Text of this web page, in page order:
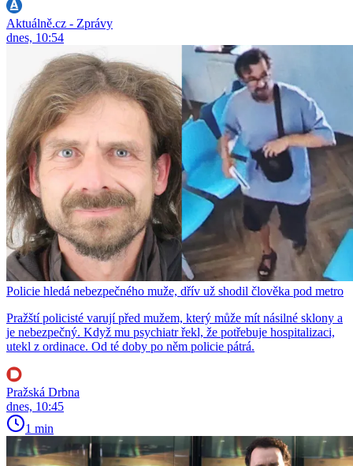
Aktuálně.cz - Zprávy
dnes, 10:54
Policie hledá nebezpečného muže, dřív už shodil člověka pod metro
Pražští policisté varují před mužem, který může mít násilné sklony a
je nebezpečný. Když mu psychiatr řekl, že potřebuje hospitalizaci,
utekl z ordinace. Od té doby po něm policie pátrá.
Pražská Drbna
dnes, 10:45
1 min